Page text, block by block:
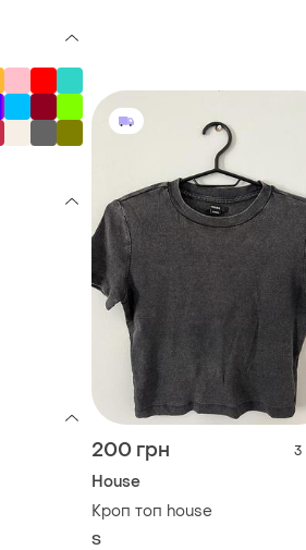
200 грн 3
House
Кроп топ house
S